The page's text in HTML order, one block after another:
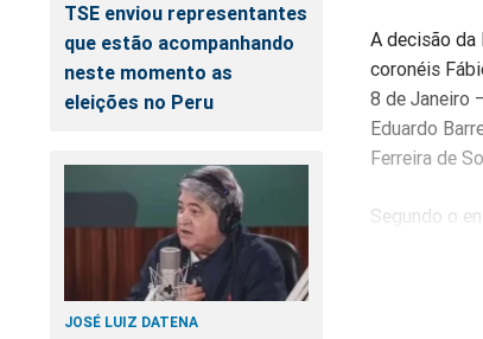
TSE enviou representantes
que estão acompanhando
neste momento as
eleições no Peru
JOSÉ LUIZ DATENA
A decisão da
coronéis
8 de Janeiro
Eduardo
Ferreira de
Segundo o
violenta do
mediante